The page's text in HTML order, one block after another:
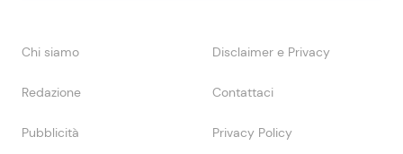
Chi siamo Disclaimer e Privacy
Redazione Contattaci
Pubblicità Privacy Policy